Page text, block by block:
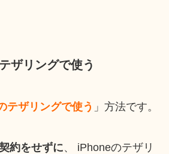
ザリングで使う
テザリングで使う 」方法です。
約をせずに、 iPhoneのテザリ